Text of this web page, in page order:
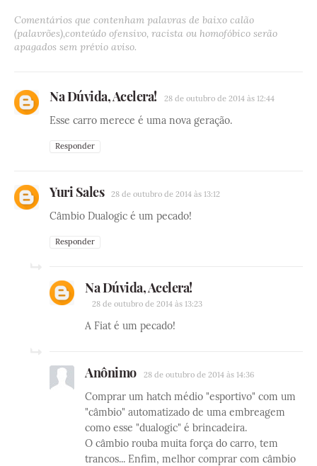
Comentários que contenham palavras de baixo calão
(palavrões),conteúdo ofensivo, racista ou homofóbico serão
apagados sem prévio aviso.
Na Dúvida, Acelera! 28 de outubro de 2014 às 12:44
Esse carro merece é uma nova geração.
Responder
Yuri Sales 28 de outubro de 2014 às 13:12
Câmbio Dualogic é um pecado!
Responder
Na Dúvida, Acelera!
28 de outubro de 2014 às 13:23
A Fiat é um pecado!
Anônimo 28 de outubro de 2014 às 14:36
Comprar um hatch médio "esportivo" com um
"câmbio" automatizado de uma embreagem
como esse "dualogic" é brincadeira.
O câmbio rouba muita força do carro, tem
trancos... Enfim, melhor comprar com câmbio